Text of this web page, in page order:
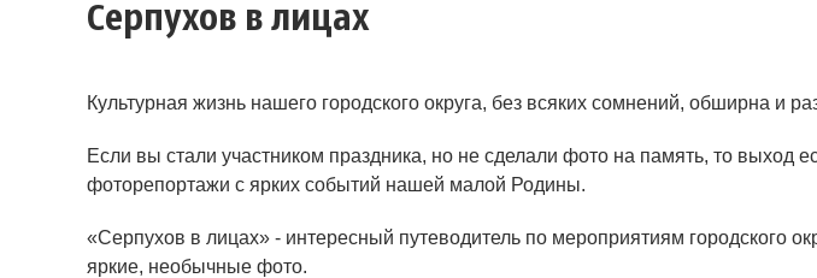
Серпухов в лицах
Культурная жизнь нашего городского округа, без всяких сомнений, обширна и
Если вы стали участником праздника, но не сделали фото на память, то выход
фоторепортажи с ярких событий нашей малой Родины.
«Серпухов в лицах» - интересный путеводитель по мероприятиям городского
яркие, необычные фото.